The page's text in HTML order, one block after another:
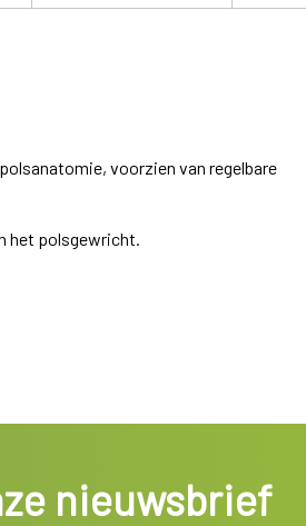
voorzien van regelbare
het polsgewricht.
nieuwsbrief